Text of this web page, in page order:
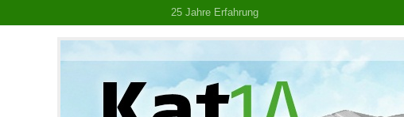
25 Jahre Erfahrung